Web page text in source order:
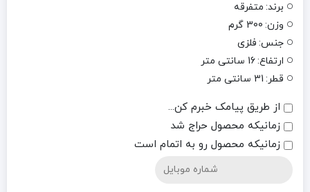
برند: متفرقه
وزن: 300 گرم
جنس: فلزی
ارتفاع:16 سانتی متر
قطر: 31 سانتی متر
از طریق پیامک خبرم کن...
زمانیکه محصول حراج شد
زمانیکه محصول رو به اتمام است